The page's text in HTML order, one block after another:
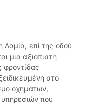
Λαμία, επί της οδού
μια αξιόπιστη
φροντίδας
στο
οχημάτων,
που